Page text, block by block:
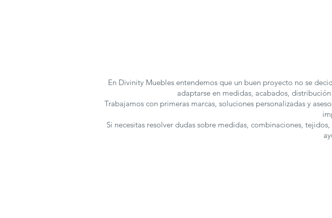
En Divinity Muebles entendemos que un buen proyecto no se
adaptarse en medidas, acabados,
Trabajamos con primeras marcas, soluciones personalizadas y
Si necesitas resolver dudas sobre medidas, combinaciones,